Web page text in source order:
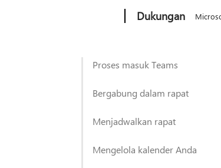
Dukungan
Proses masuk Teams
Bergabung dalam rapat
Menjadwalkan rapat
Mengelola kalender Anda